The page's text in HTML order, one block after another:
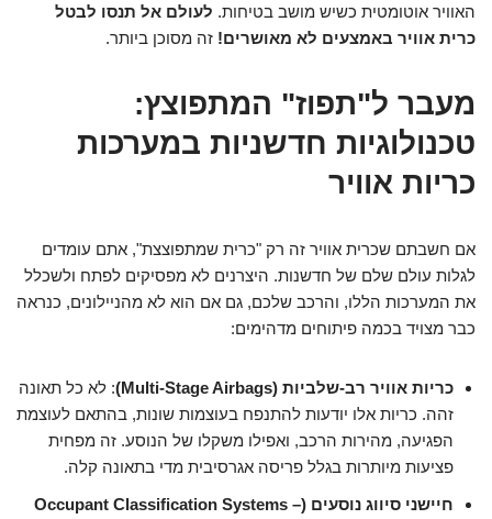
האוויר אוטומטית כשיש מושב בטיחות. לעולם אל תנסו לבטל
כרית אוויר באמצעים לא מאושרים! זה מסוכן ביותר.
מעבר ל"תפוז" המתפוצץ:
טכנולוגיות חדשניות במערכות
כריות אוויר
אם חשבתם שכרית אוויר זה רק "כרית שמתפוצצת", אתם עומדים
לגלות עולם שלם של חדשנות. היצרנים לא מפסיקים לפתח ולשכלל
את המערכות הללו, והרכב שלכם, גם אם הוא לא מהניילונים, כנראה
כבר מצויד בכמה פיתוחים מדהימים:
כריות אוויר רב-שלביות (Multi-Stage Airbags)
: לא כל תאונה
זהה. כריות אלו יודעות להתנפח בעוצמות שונות, בהתאם לעוצמת
הפגיעה, מהירות הרכב, ואפילו משקלו של הנוסע. זה מפחית
פציעות מיותרות בגלל פריסה אגרסיבית מדי בתאונה קלה.
חיישני סיווג נוסעים (Occupant Classification Systems –